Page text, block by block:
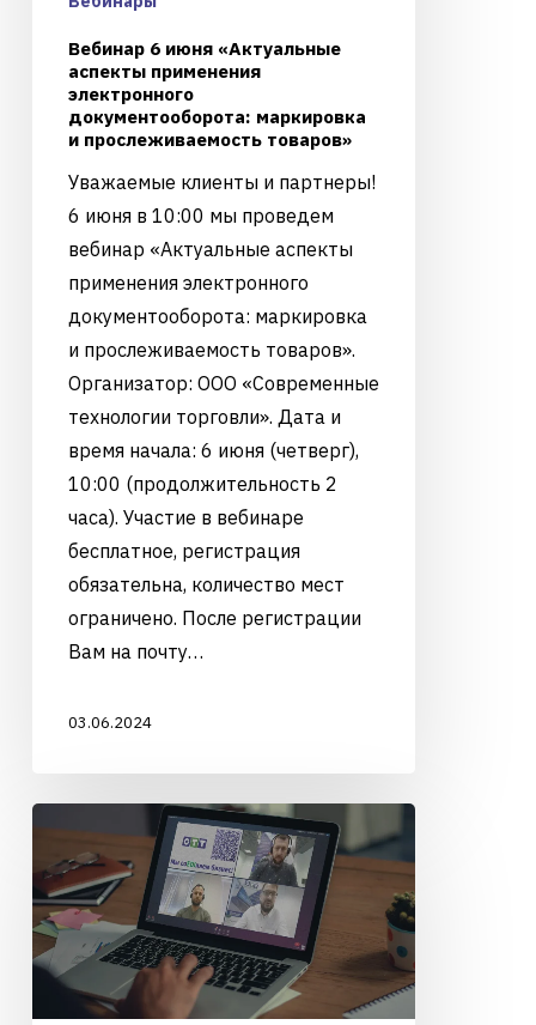
Вебинар 6 июня «Актуальные
аспекты применения
электронного
документооборота: маркировка
и прослеживаемость товаров»
Уважаемые клиенты и партнеры!
6 июня в 10:00 мы проведем
вебинар «Актуальные аспекты
применения электронного
документооборота: маркировка
и прослеживаемость товаров».
Организатор: ООО «Современные
технологии торговли». Дата и
время начала: 6 июня (четверг),
10:00 (продолжительность 2
часа). Участие в вебинаре
бесплатное, регистрация
обязательна, количество мест
ограничено. После регистрации
Вам на почту…
03.06.2024